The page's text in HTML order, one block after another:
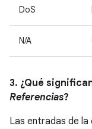
DoS
N/A
3. ¿Qué
Referencias?
Las entradas de la